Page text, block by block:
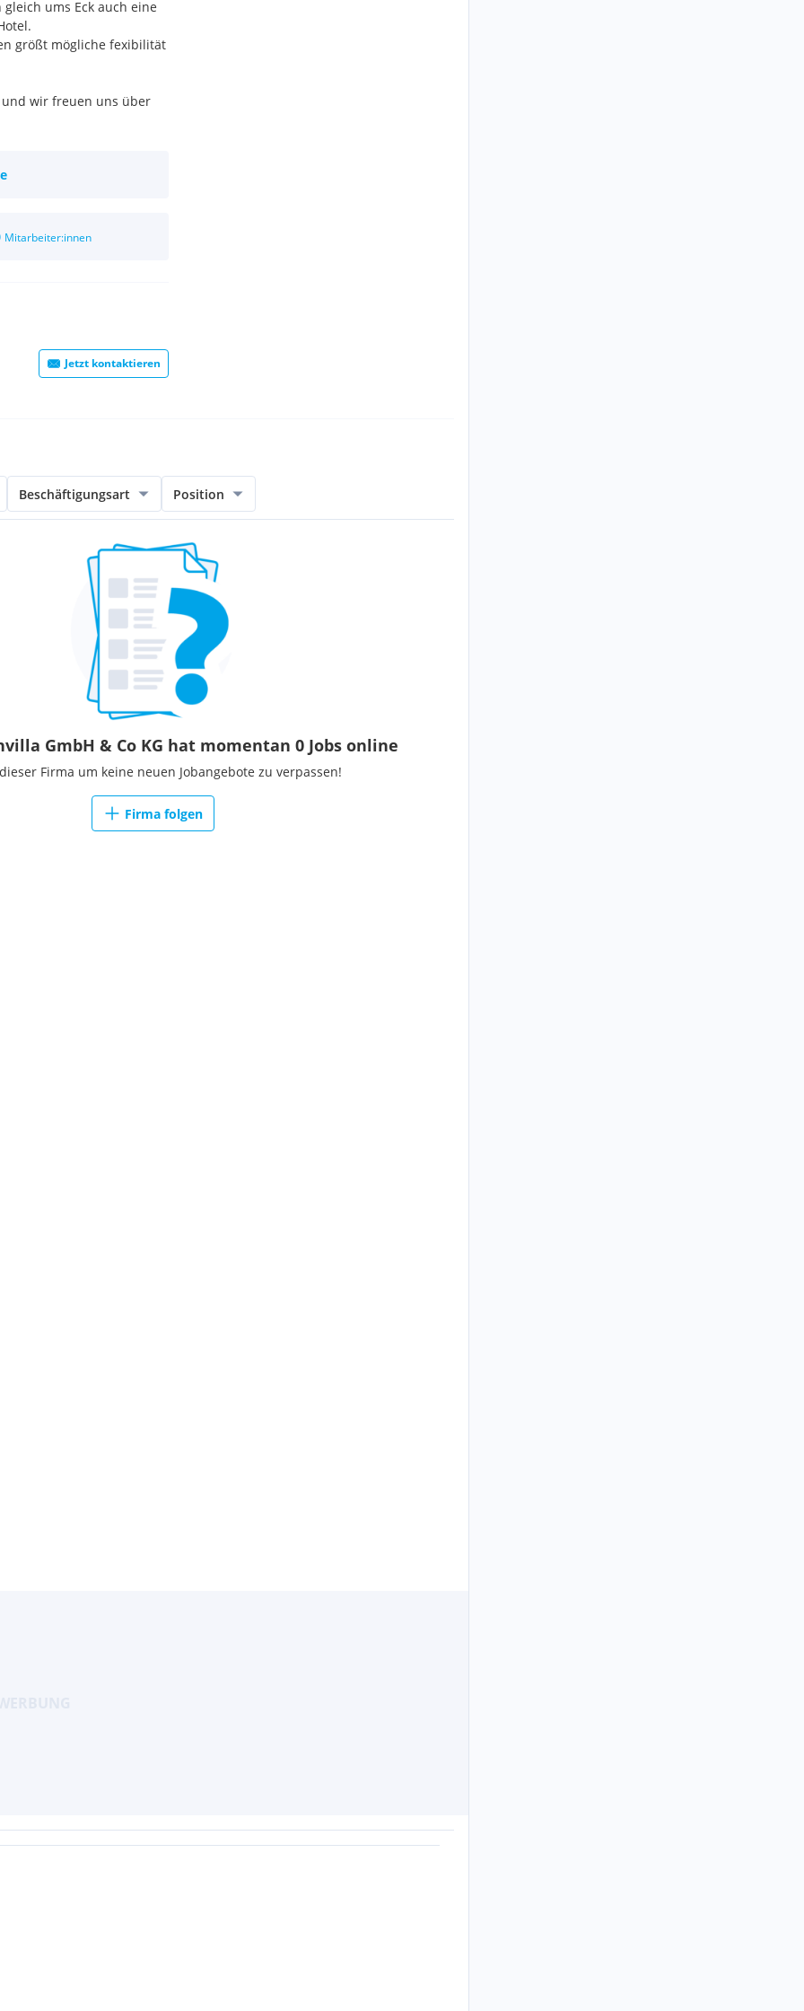
ums Eck auch eine
größt mögliche fexibilität
wir freuen uns über
Uhr / 16:00 Uhr
Mitarbeiter
Es erwartet Sie
lustigen und
Verstärkung unseres
20 bis 40 Stunden an 3-
Mitarbeiter:innen
Jetzt kontaktieren
Beschäftigungsart Position
GmbH & Co KG hat momentan 0 Jobs online
Firma um keine neuen Jobangebote zu verpassen!
Firma folgen